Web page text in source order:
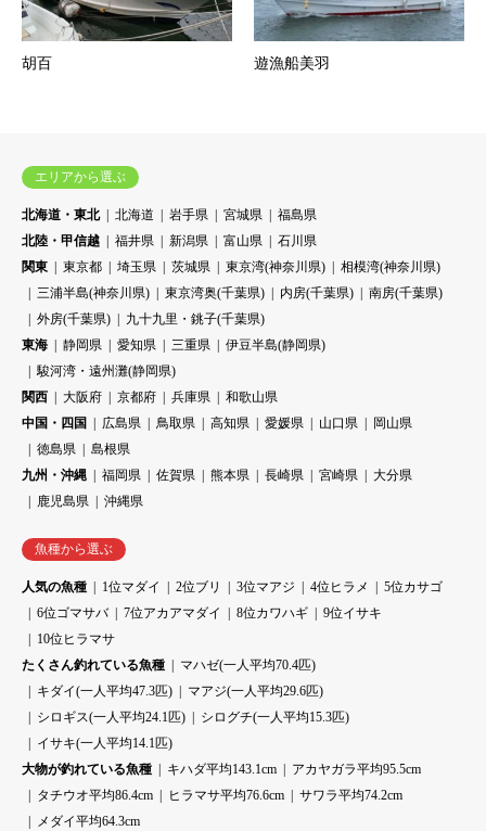
胡百 遊漁船美羽
エリアから選ぶ
北海道・東北 北海道 岩手県 宮城県
福島県
北陸・甲信越
福井県 新潟県 富山県
石川県
関東
東京都 埼玉県 茨城県 東京湾(神奈川県)
相模湾(神奈川県)
三浦半島(神奈川県)
東京湾奥(千葉県) 内房(千葉県)
南房(千葉県)
外房(千葉県)
九十九里・銚子(千葉県)
東海
静岡県 愛知県 三重県
伊豆半島(静岡県)
駿河湾・遠州灘(静岡県)
関西
大阪府 京都府 兵庫県
和歌山県
中国・四国
広島県 鳥取県 高知県 愛媛県 山口県
岡山県
徳島県
島根県
九州・沖縄
福岡県 佐賀県 熊本県 長崎県 宮崎県
大分県
鹿児島県
沖縄県
魚種から選ぶ
人気の魚種 1位マダイ 2位ブリ 3位マアジ 4位ヒラメ
5位カサゴ
6位ゴマサバ
7位アカアマダイ 8位カワハギ
9位イサキ
10位ヒラマサ
たくさん釣れている魚種
マハゼ(一人平均70.4匹)
キダイ(一人平均47.3匹)
マアジ(一人平均29.6匹)
シロギス(一人平均24.1匹)
シログチ(一人平均15.3匹)
イサキ(一人平均14.1匹)
大物が釣れている魚種
キハダ平均143.1cm
アカヤガラ平均95.5cm
タチウオ平均86.4cm
ヒラマサ平均76.6cm
サワラ平均74.2cm
メダイ平均64.3cm